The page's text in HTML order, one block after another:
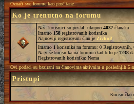
Označi sve forume kao pročitane
Ko je trenutno na forumu
Naši korisnici su poslali ukupno 4037 članaka
Imamo 158 registrovanih korisnika
Najnoviji registrovani član je ZivkoB
Imamo 1 korisnika na forumu: 0
Najviše korisnika na forumu ikad bilo je 1238
Registrovanih korisnika: Nema
Ovi podaci su bazirani na članovima aktivnim u poslednjih 5
Pristupi
Korisničko